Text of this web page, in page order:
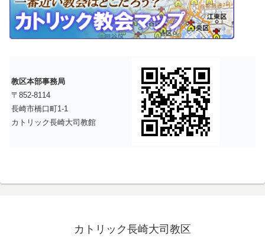
教区本部事務局
〒852-8114
長崎市橋口町1-1
カトリック長崎大司教館
カトリック長崎大司教区